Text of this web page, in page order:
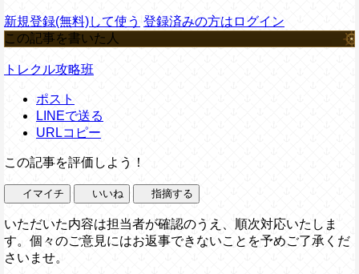
新規登録(無料)して使う 登録済みの方はログイン
この記事を書いた人
トレクル攻略班
ポスト
LINEで送る
URLコピー
この記事を評価しよう！
イマイチ いいね 指摘する
いただいた内容は担当者が確認のうえ、順次対応いたしま
す。個々のご意見にはお返事できないことを予めご了承くだ
さいませ。